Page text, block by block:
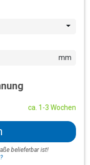
mm
ca. 1-3 Wochen
belieferbar ist!